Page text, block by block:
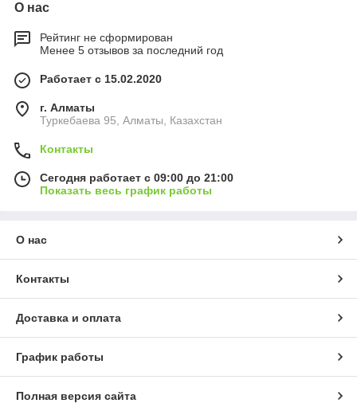
О нас
Рейтинг не сформирован
Менее 5 отзывов за последний год
Работает с 15.02.2020
г. Алматы
Туркебаева 95, Алматы, Казахстан
Контакты
Сегодня работает с 09:00 до 21:00
Показать весь график работы
О нас
Контакты
Доставка и оплата
График работы
Полная версия сайта